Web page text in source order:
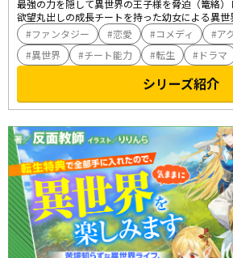
最強の力を隠して異世界の王子様を脅迫（篭絡）
欲望丸出しの成長チートを持った幼女による異世
ファンタジー
恋愛 コメディ ア
異世界
チート能力 転生 ドラマ
シリーズ紹介